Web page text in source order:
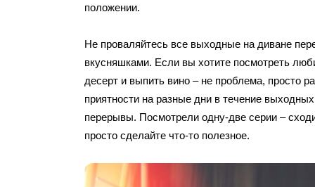
положении.
Не проваляйтесь все выходные на диване
вкусняшками. Если вы хотите посмотреть
десерт и выпить вино – не проблема, просто
приятности на разные дни в течение
перерывы. Посмотрели одну-две серии –
просто сделайте что-то полезное.